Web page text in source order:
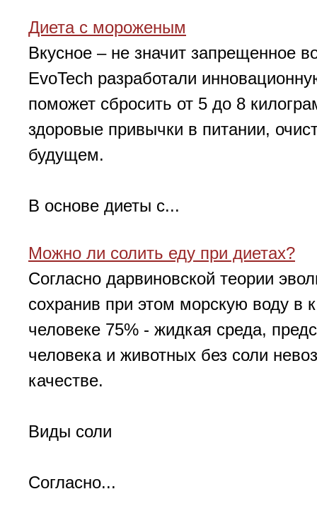
Диета с мороженым
Вкусное – не значит запрещенное
EvoTech разработали
поможет сбросить от 5 до 8
здоровые привычки в питании,
будущем.
В основе диеты с...
Можно ли солить еду при диетах?
Согласно дарвиновской теории
сохранив при этом морскую воду в
человеке 75% - жидкая среда,
человека и животных без соли
качестве.
Виды соли
Согласно...